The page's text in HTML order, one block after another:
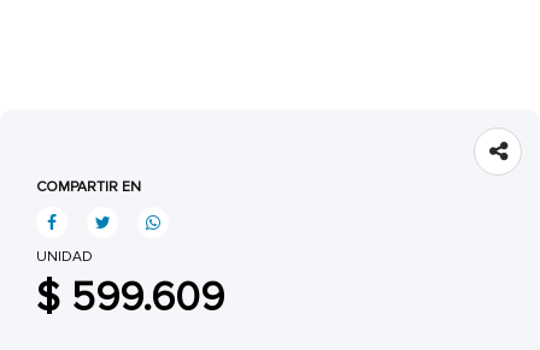
COMPARTIR EN
UNIDAD
$ 599.609